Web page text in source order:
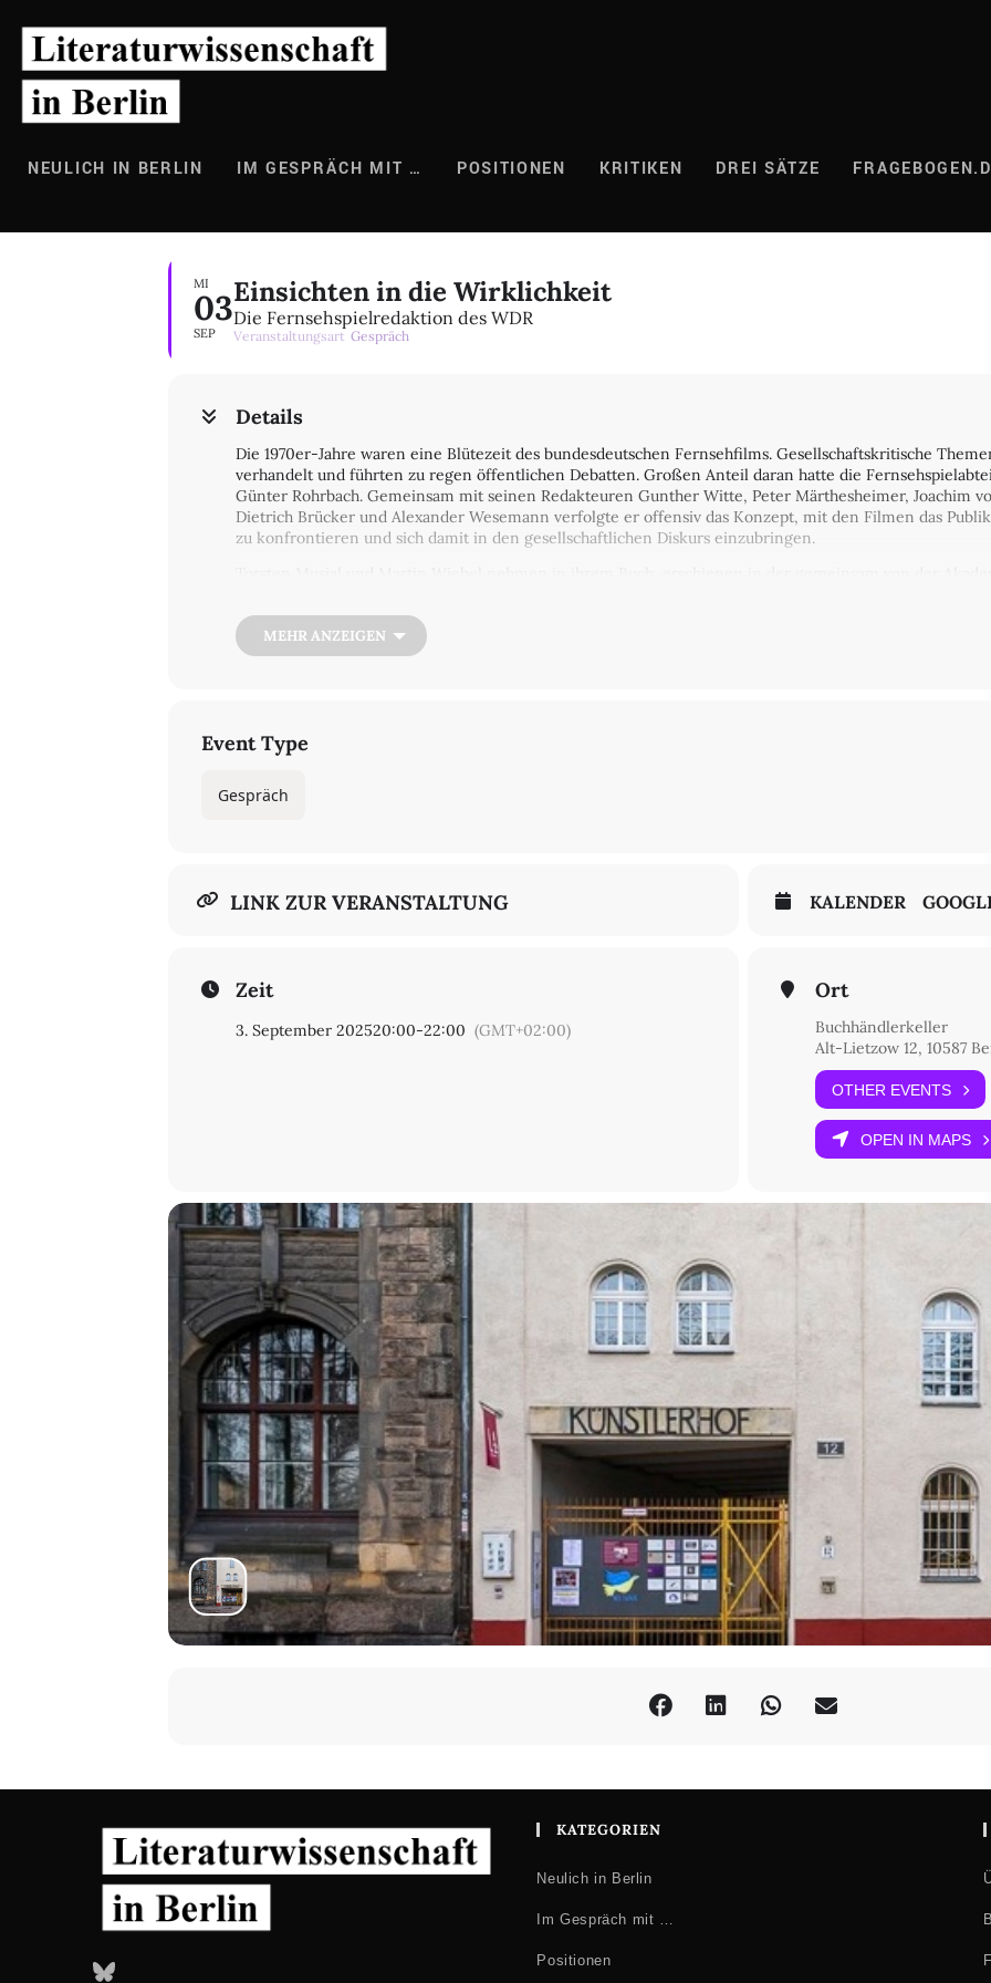
Inhalt
springen
NEULICH IN BERLIN IM GESPRÄCH MIT … POSITIONEN KRITIKEN DREI SÄTZE
MI
03
SEP
Einsichten in die Wirklichkeit
Die Fernsehspielredaktion des WDR
Veranstaltungsart Gespräch
Details
Die 1970er-Jahre waren eine Blütezeit des bundesdeutschen Fernsehfilms. Gesellschaftskritische
verhandelt und führten zu regen öffentlichen Debatten. Großen Anteil daran hatte die
Günter Rohrbach. Gemeinsam mit seinen Redakteuren Gunther Witte, Peter Märthesheimer, Joachim
Dietrich Brücker und Alexander Wesemann verfolgte er offensiv das Konzept, mit den Filmen das
zu konfrontieren und sich damit in den gesellschaftlichen Diskurs einzubringen.
Gespräch mit Günter Rohrbach vor.
Mit Günter Rohrbach, Martin Wiebel, Torsten Musial
Tickets nur an der Abendkasse
MEHR ANZEIGEN
Event Type
Gespräch
LINK ZUR VERANSTALTUNG KALENDER
Zeit
3. September 202520:00-22:00 (GMT+02:00)
Ort
Buchhändlerkeller
Alt-Lietzow 12, 10587
OTHER EVENTS
OPEN IN MAPS
Bluesky
KATEGORIEN
Neulich in Berlin
Im Gespräch mit …
Positionen